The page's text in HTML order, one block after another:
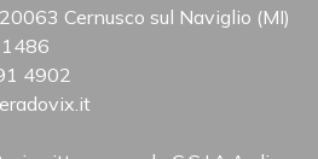
Cernusco sul Naviglio (MI)
4902